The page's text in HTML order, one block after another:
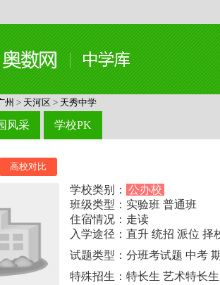
州 > 天河区 > 天秀中学
风采 学校PK
高校对比
学校类别： 公办校
班级类型：实验班 普通班
住宿情况：走读
入学途径：直升 统招 派位 择
试题类型：分班考试题 中考
特殊招生：特长生 艺术特长